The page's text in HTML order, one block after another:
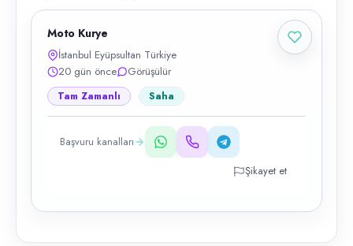
Moto Kurye
İstanbul Eyüpsultan Türkiye
20 gün önce
Görüşülür
Tam Zamanlı Saha
Başvuru kanalları
Şikayet et